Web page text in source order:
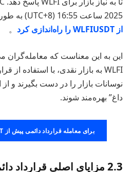
2025 ساعت 16:55 (UTC+8) به طور رسمی
از WLFIUSDT را راه‌اندازی کرد
。
این به این معناست که معامله‌گران
نوسانات بازار را در دست بگیرند و از
داغ” بهره‌مند شوند.
برای معامله قرارداد دائمی پیش از WLFIUSDT کلیک کنید
2.3 مزایای اصلی قرارداد دائمی پیش از WLFI